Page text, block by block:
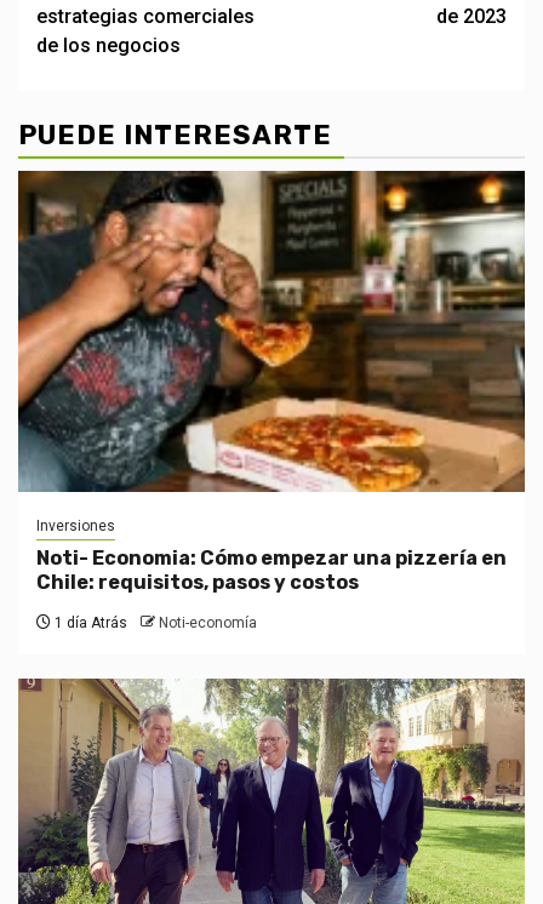
estrategias comerciales
de los negocios
de 2023
PUEDE INTERESARTE
Inversiones
Noti- Economia: Cómo empezar una pizzería en
Chile: requisitos, pasos y costos
1 día Atrás Noti-economía